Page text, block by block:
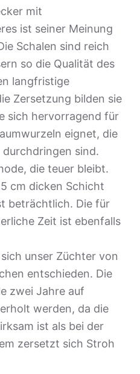
mit
ist seiner Meinung
Schalen sind reich
so die Qualität des
langfristige
Zersetzung bilden sie
sich hervorragend für
eignet, die
sind.
die teuer bleibt.
cm dicken Schicht
beträchtlich. Die für
Zeit ist ebenfalls
unser Züchter von
entschieden. Die
zwei Jahre auf
werden, da die
ist als bei der
zersetzt sich Stroh